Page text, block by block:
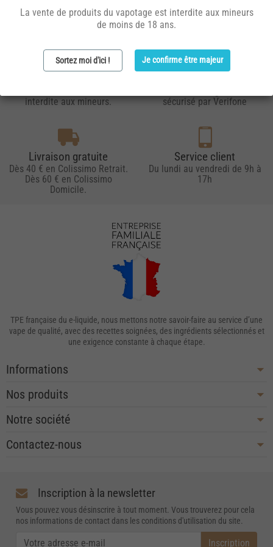
interdite aux mineurs.
sécurisé par Verifone
Livraison gratuite
Dès 40 € en Colissimo Retrait.
Dès 60 € en Colissimo
Domicile.
Service client
Du lundi au vendredi de 9h à
17h
TPE française du e-liquide, nous mettons notre savoir-faire au service d’une
vape de qualité, avec des recettes soignées, des ingrédients sélectionnés et
une exigence constante à chaque étape.
Informations
Nos produits
Notre société
Contactez-nous
La vente de produits du vapotage est interdite aux mineurs
de moins de 18 ans.
Sortez moi d'ici ! Je confirme être majeur
Inscription à la newsletter
Vous pouvez vous désinscrire à tout moment. Vous trouverez pour cela
nos informations de contact dans les conditions d'utilisation du site.